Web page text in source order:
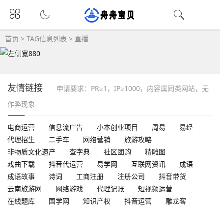
首页 > TAG信息列表 > 直播
友情链接
申请要求：PR≥1，IP≥1000，内容属同类网站，无
作弊现象
电商运营 信息流广告 小本创业项目 周易
易经
代理招生
二手车 网络营销
旅游攻略
非物质文化遗产
查字典 社区团购
精雕图
戏曲下载
抖音代运营 易学网 互联网资讯
成语
成语故事
诗词 工商注册 注册公司
抖音带货
云南旅游网
网络游戏 代理记账
短视频运营
在线题库
国学网 知识产权 抖音运营
雕龙客